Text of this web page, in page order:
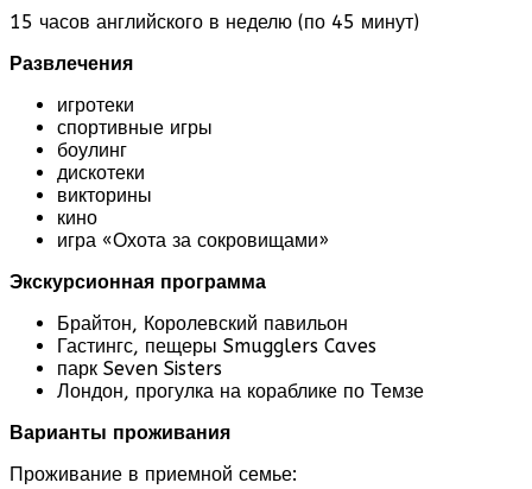
15 часов английского в неделю (по 45 минут)
Развлечения
игротеки
спортивные игры
боулинг
дискотеки
викторины
кино
игра «Охота за сокровищами»
Экскурсионная программа
Брайтон, Королевский павильон
Гастингс, пещеры Smugglers Caves
парк Seven Sisters
Лондон, прогулка на кораблике по Темзе
Варианты проживания
Проживание в приемной семье: